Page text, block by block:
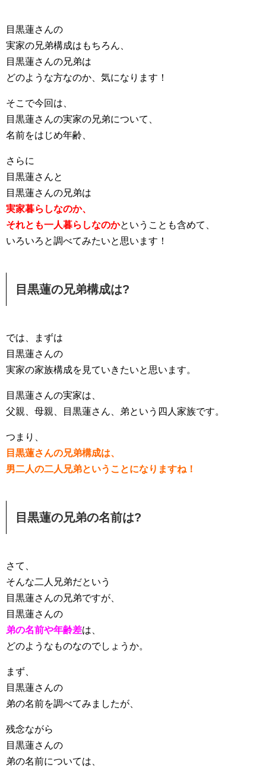
目黒蓮さんの
実家の兄弟構成はもちろん、
目黒蓮さんの兄弟は
どのような方なのか、気になります！
そこで今回は、
目黒蓮さんの実家の兄弟について、
名前をはじめ年齢、
さらに
目黒蓮さんと
目黒蓮さんの兄弟は
実家暮らしなのか、
それとも一人暮らしなのかということも含めて、
いろいろと調べてみたいと思います！
目黒蓮の兄弟構成は?
では、まずは
目黒蓮さんの
実家の家族構成を見ていきたいと思います。
目黒蓮さんの実家は、
父親、母親、目黒蓮さん、弟という四人家族です。
つまり、
目黒蓮さんの兄弟構成は、
男二人の二人兄弟ということになりますね！
目黒蓮の兄弟の名前は?
さて、
そんな二人兄弟だという
目黒蓮さんの兄弟ですが、
目黒蓮さんの
弟の名前や年齢差は、
どのようなものなのでしょうか。
まず、
目黒蓮さんの
弟の名前を調べてみましたが、
残念ながら
目黒蓮さんの
弟の名前については、